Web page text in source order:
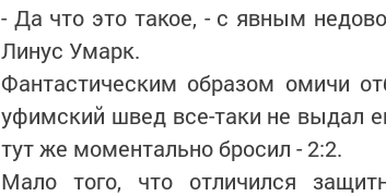
- Да что это такое, - с явным
Линус Умарк.
Фантастическим образом омичи
уфимский швед все-таки не выдал
тут же моментально бросил - 2:2.
Мало того, что отличился